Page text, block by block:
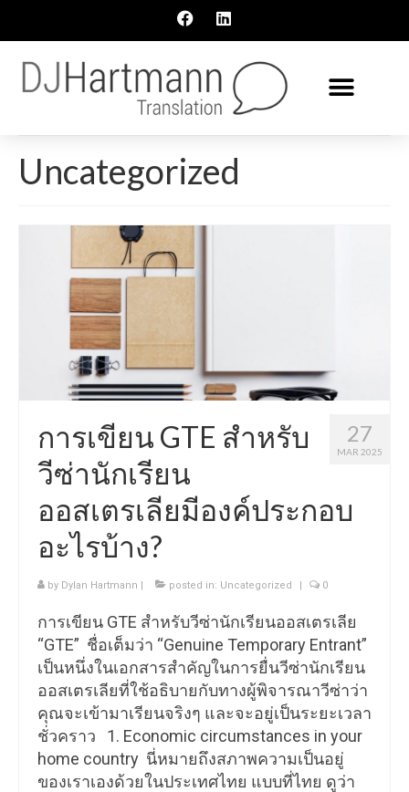
Uncategorized
27
MAR 2025
การเขียน GTE สำหรับ
วีซ่านักเรียน
ออสเตรเลียมีองค์ประกอบ
อะไรบ้าง?
by Dylan Hartmann | posted in: Uncategorized | 0
การเขียน GTE สำหรับวีซ่านักเรียนออสเตรเลีย
“GTE” ชื่อเต็มว่า “Genuine Temporary Entrant”
เป็นหนึ่งในเอกสารสำคัญในการยื่นวีซ่านักเรียน
ออสเตรเลียที่ใช้อธิบายกับทางผู้พิจารณาวีซ่าว่า
คุณจะเข้ามาเรียนจริงๆ และจะอยู่เป็นระยะเวลา
ชั่วคราว 1. Economic circumstances in your
home country นี่หมายถึงสภาพความเป็นอยู่
ของเราเองด้วยในประเทศไทย แบบที่ไทย ดูว่า